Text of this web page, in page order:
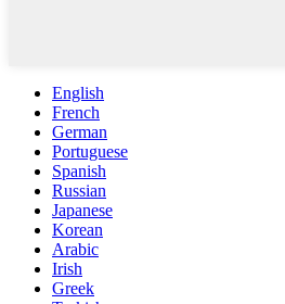
English
French
German
Portuguese
Spanish
Russian
Japanese
Korean
Arabic
Irish
Greek